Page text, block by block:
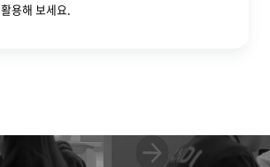
활용해 보세요.